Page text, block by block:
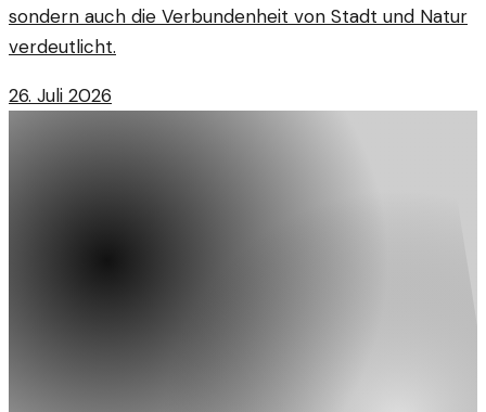
sondern auch die Verbundenheit von Stadt und Natur
verdeutlicht.
26. Juli 2026